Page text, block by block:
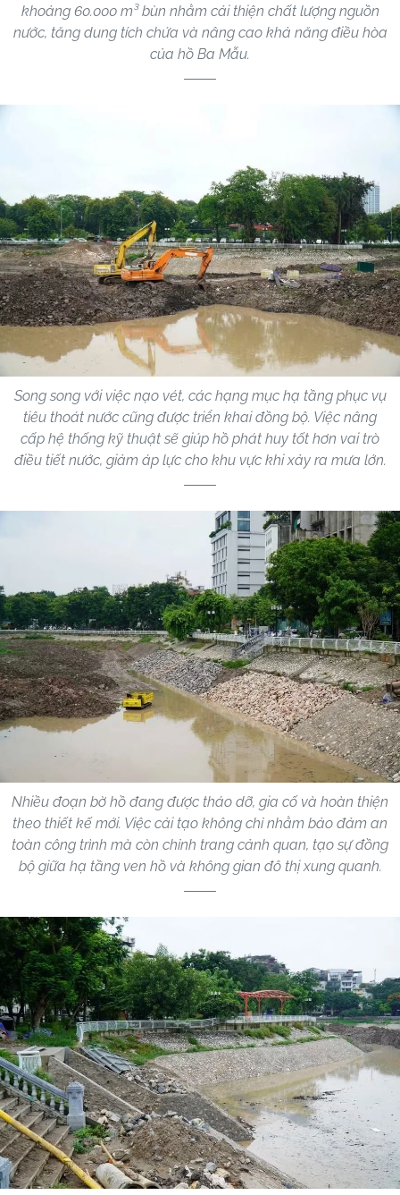
khoảng 60.000 m³ bùn nhằm cải thiện chất lượng nguồn
nước, tăng dung tích chứa và nâng cao khả năng điều hòa
của hồ Ba Mẫu.
Song song với việc nạo vét, các hạng mục hạ tầng phục vụ
tiêu thoát nước cũng được triển khai đồng bộ. Việc nâng
cấp hệ thống kỹ thuật sẽ giúp hồ phát huy tốt hơn vai trò
điều tiết nước, giảm áp lực cho khu vực khi xảy ra mưa lớn.
Nhiều đoạn bờ hồ đang được tháo dỡ, gia cố và hoàn thiện
theo thiết kế mới. Việc cải tạo không chỉ nhằm bảo đảm an
toàn công trình mà còn chỉnh trang cảnh quan, tạo sự đồng
bộ giữa hạ tầng ven hồ và không gian đô thị xung quanh.